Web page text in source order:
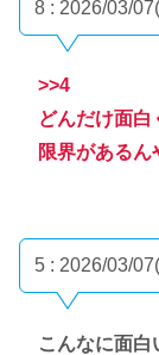
8 : 2026/03/
>>4
どんだけ面
限界があるん
5 : 2026/03/
こんなに面白